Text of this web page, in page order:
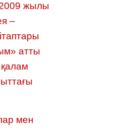
жылы
–
атты
мен